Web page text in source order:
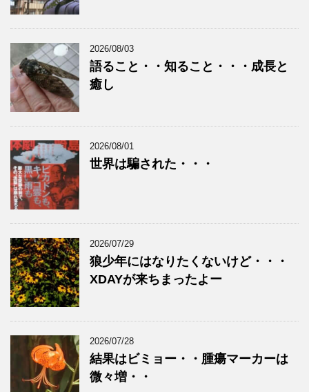
2026/08/03
語ること・・知ること・・・成長と
癒し
2026/08/01
世界は騙された・・・
2026/07/29
狼少年にはなりたくないけど・・・
XDAYが来ちまったよー
2026/07/28
結果はビミョー・・腫瘍マーカーは
微々増・・